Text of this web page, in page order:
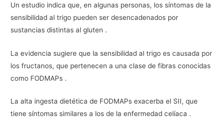
Un estudio indica que, en algunas personas, los síntomas de la
sensibilidad al trigo pueden ser desencadenados por
sustancias distintas al gluten .
La evidencia sugiere que la sensibilidad al trigo es causada por
los fructanos, que pertenecen a una clase de fibras conocidas
como FODMAPs .
La alta ingesta dietética de FODMAPs exacerba el SII, que
tiene síntomas similares a los de la enfermedad celíaca .